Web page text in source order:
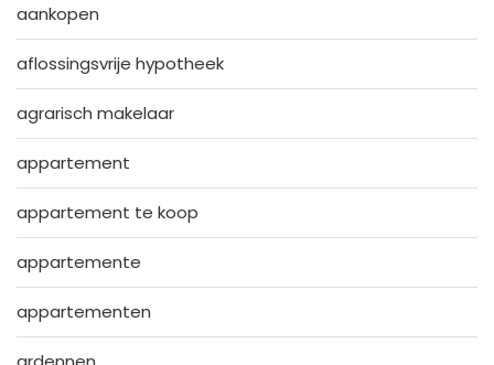
aankopen
aflossingsvrije hypotheek
agrarisch makelaar
appartement
appartement te koop
appartemente
appartementen